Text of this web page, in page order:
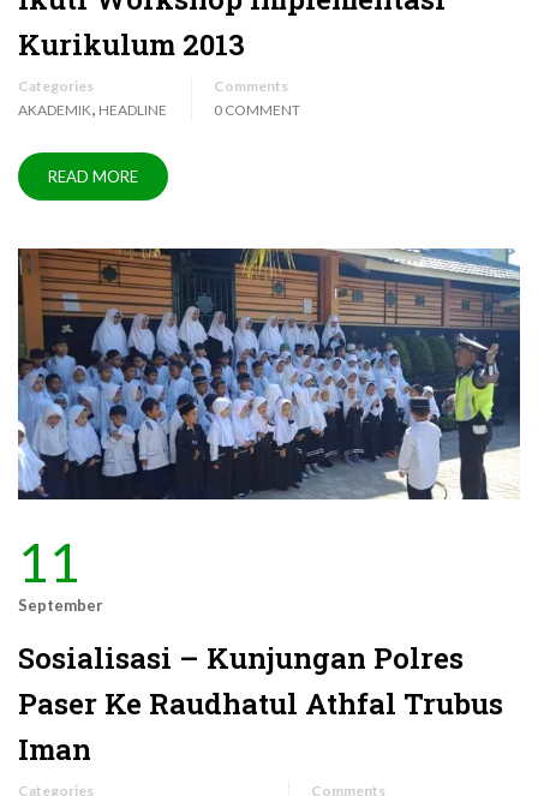
Kurikulum 2013
Categories
AKADEMIK, HEADLINE
Comments
0 COMMENT
READ MORE
11
September
Sosialisasi – Kunjungan Polres
Paser Ke Raudhatul Athfal Trubus
Iman
Categories
Comments